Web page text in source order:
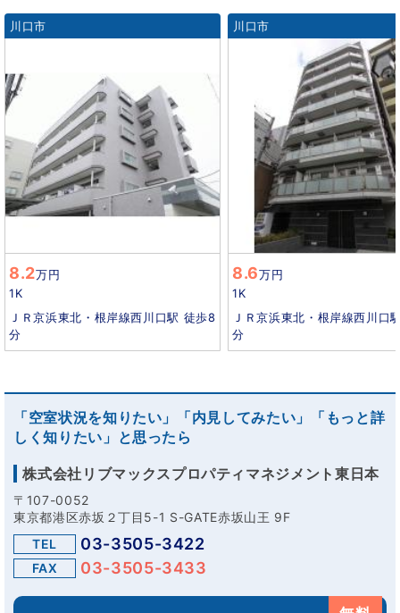
川口市
8.2万円
1K
ＪＲ京浜東北・根岸線西川口駅 徒歩8
分
川口市
8.6万円
1K
ＪＲ京浜東北・根岸線西川口
分
「空室状況を知りたい」「内見してみたい」「もっと詳
しく知りたい」と思ったら
株式会社リブマックスプロパティマネジメント東日本
〒107-0052
東京都港区赤坂２丁目5-1 S-GATE赤坂山王 9F
TEL
03-3505-3422
FAX 03-3505-3433